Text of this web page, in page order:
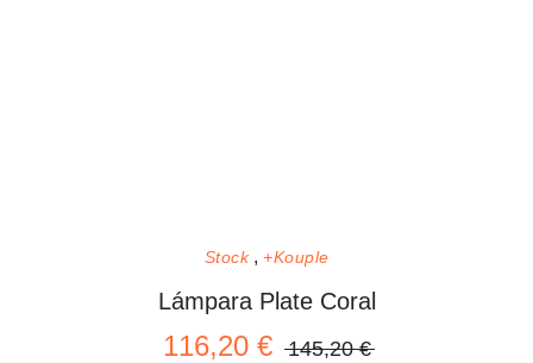
Stock +Kouple
Lámpara Plate Coral
116,20 € 145,20 €